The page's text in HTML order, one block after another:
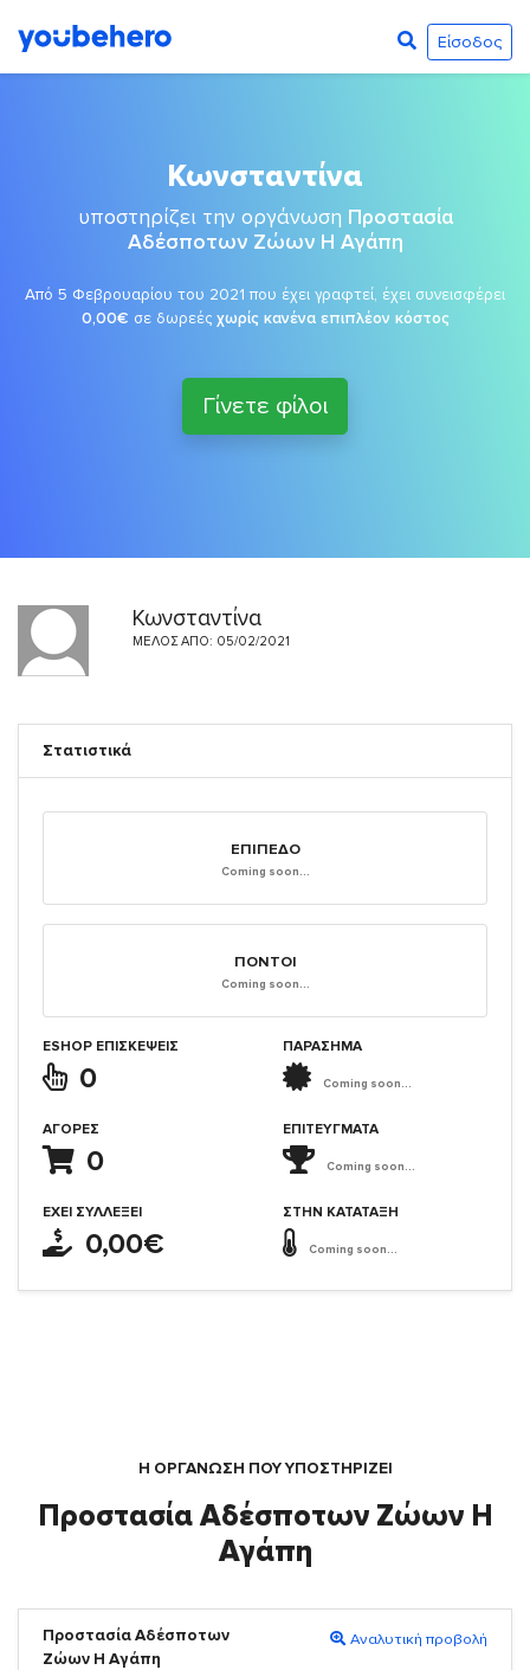
Είσοδος
Κωνσταντίνα
υποστηρίζει την οργάνωση Προστασία
Αδέσποτων Ζώων Η Αγάπη
Από 5 Φεβρουαρίου του 2021 που έχει γραφτεί, έχει συνεισφέρει
0,00€ σε δωρεές χωρίς κανένα επιπλέον κόστος
Γίνετε φίλοι
Κωνσταντίνα
ΜΈΛΟΣ ΑΠΌ: 05/02/2021
Στατιστικά
ΕΠΊΠΕΔΟ
Coming soon...
ΠΌΝΤΟΙ
Coming soon...
ESHOP ΕΠΙΣΚΈΨΕΙΣ
0
ΑΓΟΡΈΣ
0
ΈΧΕΙ ΣΥΛΛΈΞΕΙ
0,00€
ΠΑΡΑΣΗΜΑ
Coming soon...
ΕΠΙΤΕΎΓΜΑΤΑ
Coming soon...
ΣΤΗΝ ΚΑΤΆΤΑΞΗ
Coming soon...
Η ΟΡΓΆΝΩΣΗ ΠΟΥ ΥΠΟΣΤΗΡΙΖΕΙ
Προστασία Αδέσποτων Ζώων Η
Αγάπη
Προστασία Αδέσποτων
Ζώων Η Αγάπη
Αναλυτική προβολή